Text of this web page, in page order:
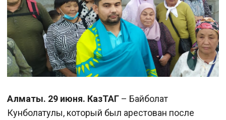
Алматы. 29 июня. КазТАГ – Байболат
Кунболатулы, который был арестован после